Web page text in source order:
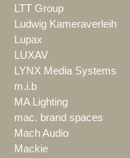
LTT Group
Ludwig Kameraverleih
Lupax
LUXAV
LYNX Media Systems
m.i.b
MA Lighting
mac. brand spaces
Mach Audio
Mackie